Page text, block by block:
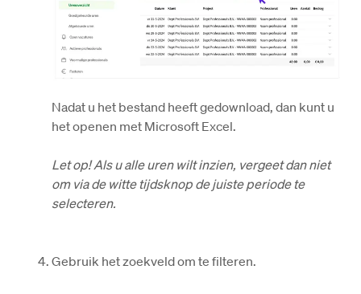
Nadat u het bestand heeft gedownload, dan kunt u
het openen met Microsoft Excel.
Let op! Als u alle uren wilt inzien, vergeet dan niet
om via de witte tijdsknop de juiste periode te
selecteren.
Gebruik het zoekveld om te filteren.